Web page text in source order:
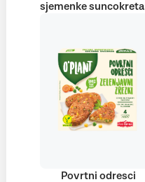
sjemenke suncokreta
Povrtni odresci